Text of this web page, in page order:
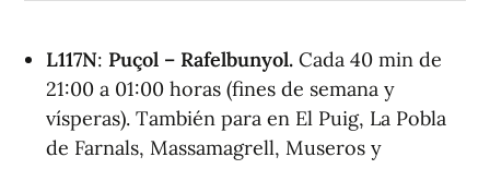
L117N: Puçol – Rafelbunyol. Cada 40 min de
21:00 a 01:00 horas (fines de semana y
vísperas). También para en El Puig, La Pobla
de Farnals, Massamagrell, Museros y